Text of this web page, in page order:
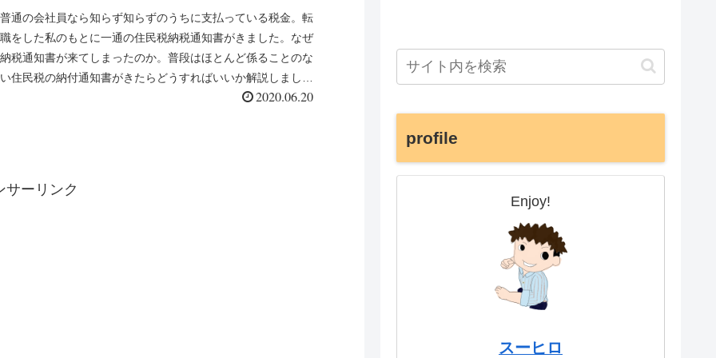
普通の会社員なら知らず知らずのうちに支払っている税金。転
職をした私のもとに一通の住民税納税通知書がきました。なぜ
納税通知書が来てしまったのか。普段はほとんど係ることのな
い住民税の納付通知書がきたらどうすればいいか解説しまし
2020.06.20
サーリンク
profile
Enjoy!
スーヒロ